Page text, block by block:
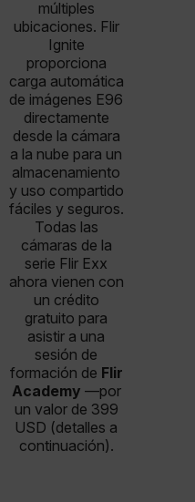
múltiples
ubicaciones. Flir
Ignite
proporciona
carga automática
de imágenes E96
directamente
desde la cámara
a la nube para un
almacenamiento
y uso compartido
fáciles y seguros.
Todas las
cámaras de la
serie Flir Exx
ahora vienen con
un crédito
gratuito para
asistir a una
sesión de
formación de Flir
Academy —por
un valor de 399
USD (detalles a
continuación).